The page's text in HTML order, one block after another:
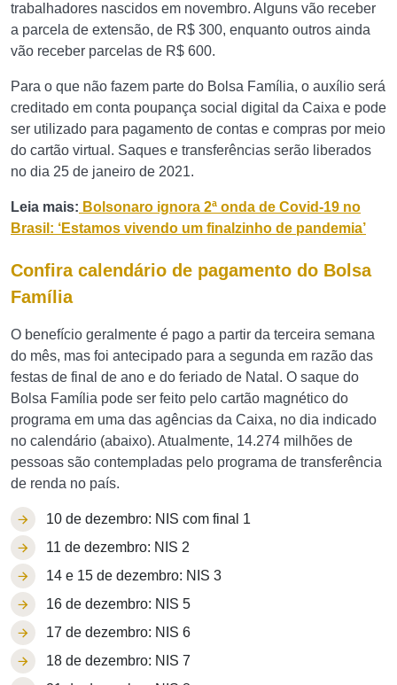
trabalhadores nascidos em novembro. Alguns vão receber
a parcela de extensão, de R$ 300, enquanto outros ainda
vão receber parcelas de R$ 600.
Para o que não fazem parte do Bolsa Família, o auxílio será
creditado em conta poupança social digital da Caixa e pode
ser utilizado para pagamento de contas e compras por meio
do cartão virtual. Saques e transferências serão liberados
no dia 25 de janeiro de 2021.
Leia mais: Bolsonaro ignora 2ª onda de Covid-19 no
Brasil: ‘Estamos vivendo um finalzinho de pandemia’
Confira calendário de pagamento do Bolsa
Família
O benefício geralmente é pago a partir da terceira semana
do mês, mas foi antecipado para a segunda em razão das
festas de final de ano e do feriado de Natal. O saque do
Bolsa Família pode ser feito pelo cartão magnético do
programa em uma das agências da Caixa, no dia indicado
no calendário (abaixo). Atualmente, 14.274 milhões de
pessoas são contempladas pelo programa de transferência
de renda no país.
10 de dezembro: NIS com final 1
11 de dezembro: NIS 2
14 e 15 de dezembro: NIS 3
16 de dezembro: NIS 5
17 de dezembro: NIS 6
18 de dezembro: NIS 7